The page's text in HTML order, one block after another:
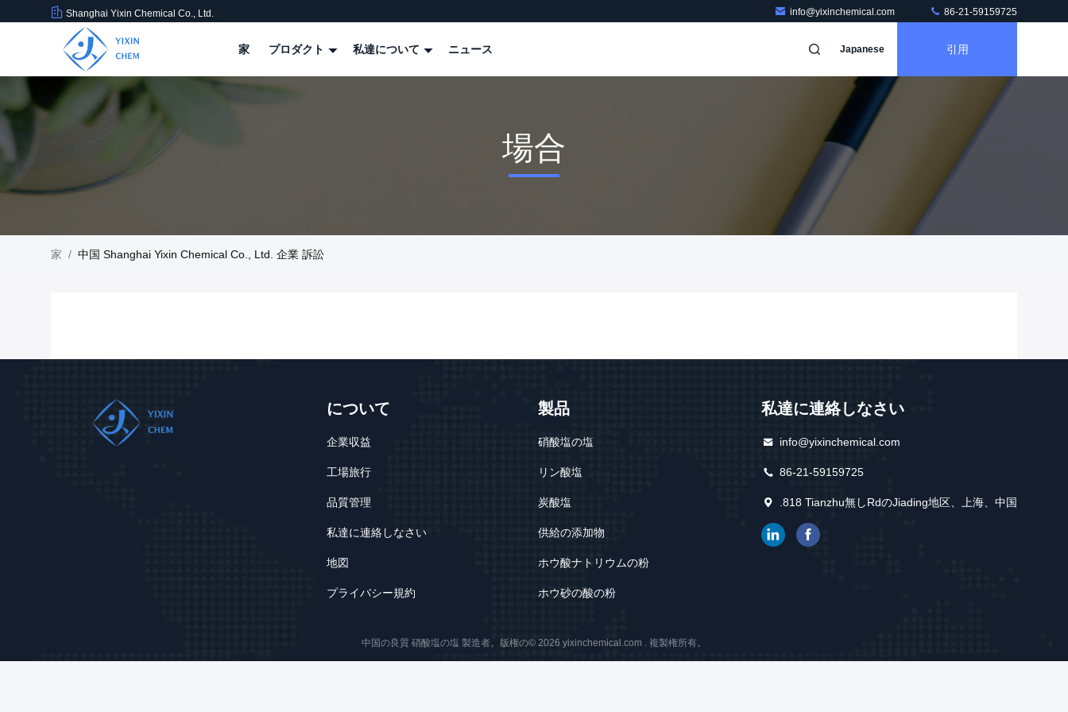
Shanghai Yixin Chemical Co., Ltd. info@yixinchemical.com 86-21-59159725
家 プロダクト 私達について ニュース Japanese 引用
場合
家 / 中国 Shanghai Yixin Chemical Co., Ltd. 企業 訴訟
について
企業収益
工場旅行
品質管理
私達に連絡しなさい
地図
プライバシー規約
製品
硝酸塩の塩
リン酸塩
炭酸塩
供給の添加物
ホウ酸ナトリウムの粉
ホウ砂の酸の粉
私達に連絡しなさい
info@yixinchemical.com
86-21-59159725
.818 Tianzhu無しRdのJiading地区、上海、中国
中国の良質 硝酸塩の塩 製造者。版権の© 2026 yixinchemical.com . 複製権所有。